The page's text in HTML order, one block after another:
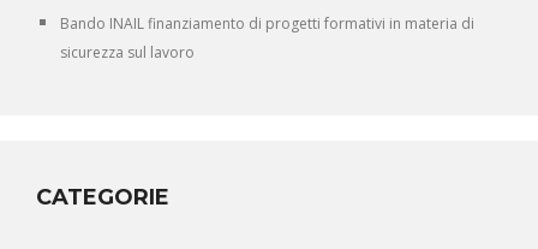
Bando INAIL finanziamento di progetti formativi in materia di
sicurezza sul lavoro
CATEGORIE